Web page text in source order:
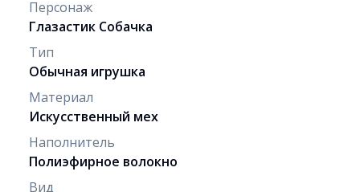
Персонаж
Глазастик Собачка
Тип
Обычная игрушка
Материал
Искусственный мех
Наполнитель
Полиэфирное волокно
Вид